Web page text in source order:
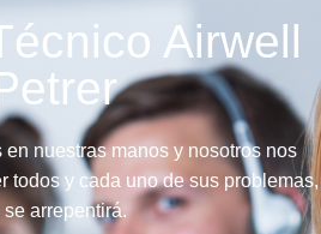
Airwell
nuestras manos y nosotros nos
todos y cada uno de sus problemas,
se arrepentirá.